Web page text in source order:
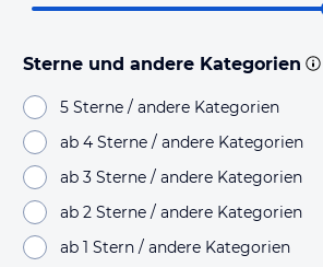
Sterne und andere Kategorien
5 Sterne / andere Kategorien
ab 4 Sterne / andere Kategorien
ab 3 Sterne / andere Kategorien
ab 2 Sterne / andere Kategorien
ab 1 Stern / andere Kategorien